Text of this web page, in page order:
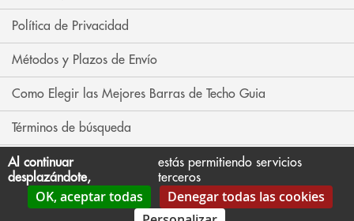
Política de Privacidad
Métodos y Plazos de Envío
Como Elegir las Mejores Barras de Techo Guia
Términos de búsqueda
Búsqueda avanzada
Contáctenos
Al continuar
desplazándote,
estás permitiendo servicios
terceros
OK, aceptar todas
Denegar todas las cookies